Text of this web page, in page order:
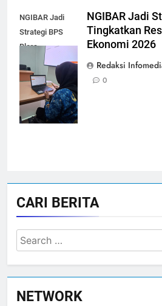
NGIBAR Jadi
Strategi BPS
Blora
Tingkatkan
Respons Rate
Sensus Ekonomi
2026
NGIBAR Jadi
Tingkatkan
Ekonomi 2026
Redaksi
0
CARI BERITA
Search
for:
NETWORK